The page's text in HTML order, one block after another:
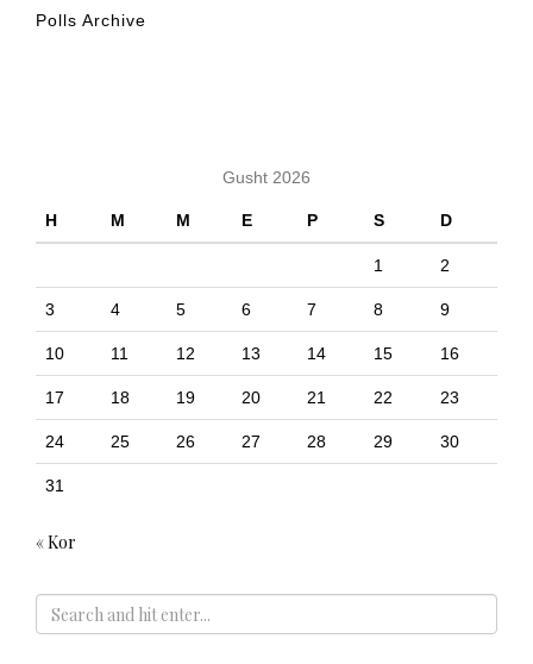
Polls Archive
Gusht 2026
H M M E P S D
1 2
3 4 5 6 7 8 9
10 11 12 13 14 15 16
17 18 19 20 21 22 23
24 25 26 27 28 29 30
31
« Kor